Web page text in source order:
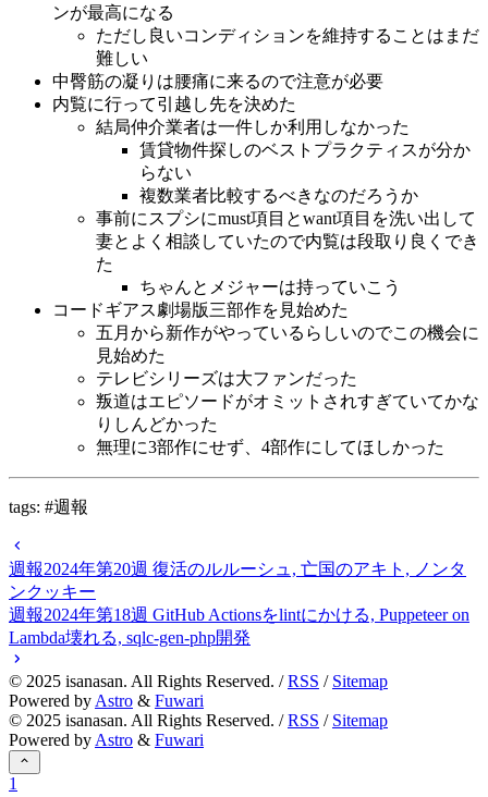
ンが最高になる
ただし良いコンディションを維持することはまだ
難しい
中臀筋の凝りは腰痛に来るので注意が必要
内覧に行って引越し先を決めた
結局仲介業者は一件しか利用しなかった
賃貸物件探しのベストプラクティスが分か
らない
複数業者比較するべきなのだろうか
事前にスプシにmust項目とwant項目を洗い出して
妻とよく相談していたので内覧は段取り良くでき
た
ちゃんとメジャーは持っていこう
コードギアス劇場版三部作を見始めた
五月から新作がやっているらしいのでこの機会に
見始めた
テレビシリーズは大ファンだった
叛道はエピソードがオミットされすぎていてかな
りしんどかった
無理に3部作にせず、4部作にしてほしかった
tags: #週報
週報2024年第20週 復活のルルーシュ, 亡国のアキト, ノンタ
ンクッキー
週報2024年第18週 GitHub Actionsをlintにかける, Puppeteer on
Lambda壊れる, sqlc-gen-php開発
© 2025 isanasan. All Rights Reserved. /RSS / Sitemap
Powered by Astro & Fuwari
© 2025 isanasan. All Rights Reserved. /RSS / Sitemap
Powered by Astro & Fuwari
1